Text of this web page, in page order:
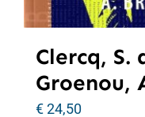
Clercq, S.
Groenou,
€24,50